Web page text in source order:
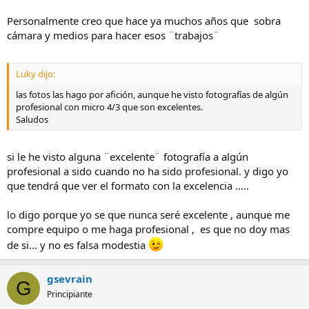
Personalmente creo que hace ya muchos años que sobra
cámara y medios para hacer esos ¨trabajos¨
Luky dijo:
las fotos las hago por afición, aunque he visto fotografías de algún
profesional con micro 4/3 que son excelentes.
Saludos
si le he visto alguna ¨excelente¨ fotografía a algún
profesional a sido cuando no ha sido profesional. y digo yo
que tendrá que ver el formato con la excelencia .....
lo digo porque yo se que nunca seré excelente , aunque me
compre equipo o me haga profesional , es que no doy mas
de si... y no es falsa modestia
G gsevrain
Principiante